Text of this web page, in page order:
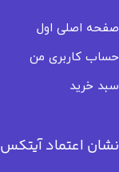
صفحه اصلی اول
حساب کاربری من
سبد خرید
نشان اعتماد آیتکس